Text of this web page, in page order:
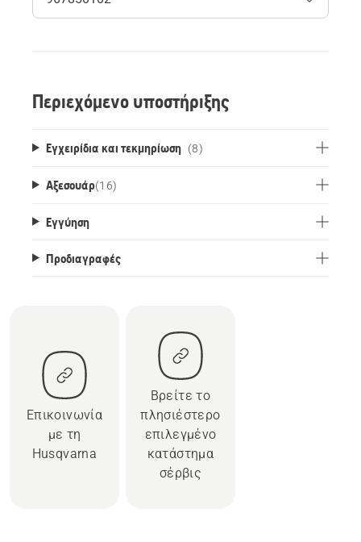
Περιεχόμενο υποστήριξης
Εγχειρίδια και τεκμηρίωση (8)
Αξεσουάρ(16)
Εγγύηση
Προδιαγραφές
Επικοινωνία
με τη
Husqvarna
Βρείτε το
πλησιέστερο
επιλεγμένο
κατάστημα
σέρβις